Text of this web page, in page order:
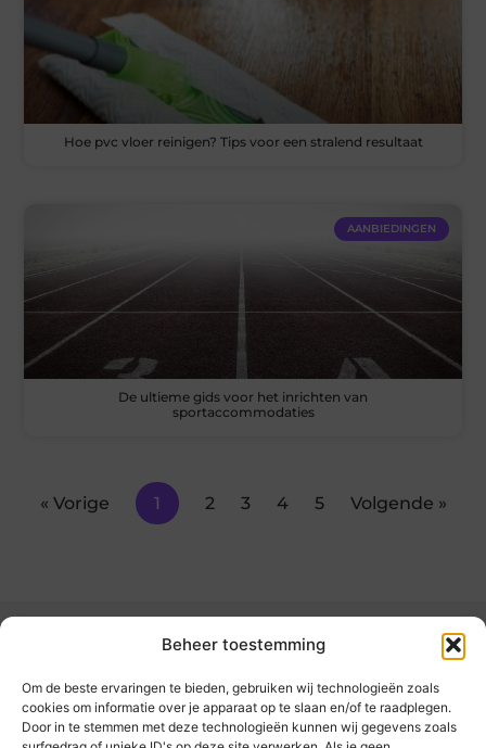
Beheer toestemming
Om de beste ervaringen te bieden, gebruiken wij technologieën zoals
cookies om informatie over je apparaat op te slaan en/of te raadplegen.
Door in te stemmen met deze technologieën kunnen wij gegevens zoals
Hoe pvc vloer reinigen? Tips voor een stralend resultaat
AANBIEDINGEN
De ultieme gids voor het inrichten van
sportaccommodaties
« Vorige 1 2 3 4 5 Volgende »